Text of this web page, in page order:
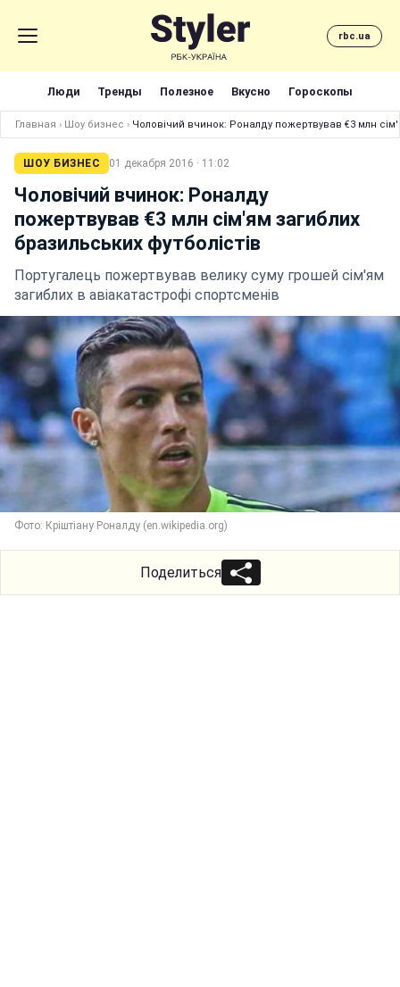
rbc.ua
Люди Тренды Полезное Вкусно Гороскопы
Главная › Шоу бизнес › Чоловічий вчинок: Роналду пожертвував €3 млн
ШОУ БИЗНЕС 01 декабря 2016 · 11:02
Чоловічий вчинок: Роналду
пожертвував €3 млн сім'ям загиблих
бразильських футболістів
Португалець пожертвував велику суму грошей сім'ям
загиблих в авіакатастрофі спортсменів
Фото: Кріштіану Роналду (en.wikipedia.org)
Поделиться